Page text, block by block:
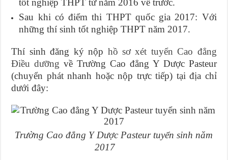
tốt nghiệp THPT từ năm 2016 về trước.
Sau khi có điểm thi THPT quốc gia 2017: Với
những thí sinh tốt nghiệp THPT năm 2017.
Thí sinh đăng ký nộp hồ sơ xét tuyển Cao đẳng
Điều dưỡng về Trường Cao đẳng Y Dược Pasteur
(chuyển phát nhanh hoặc nộp trực tiếp) tại địa chỉ
dưới đây:
Trường Cao đẳng Y Dược Pasteur tuyển sinh năm
2017